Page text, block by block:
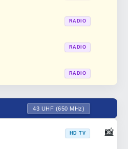
RADIO
RADIO
RADIO
43 UHF (650 MHz)
HD TV 📸